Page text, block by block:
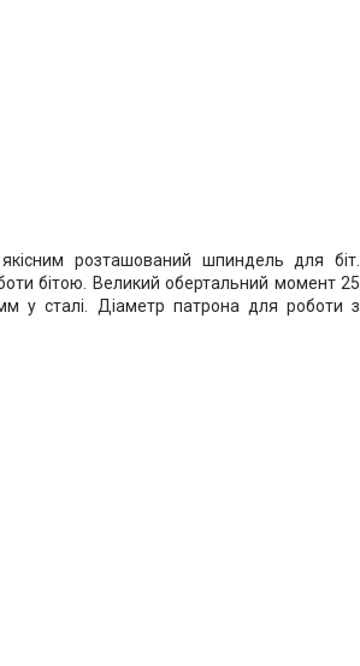
розташований шпиндель для біт.
бітою. Великий обертальний момент 25
у сталі. Діаметр патрона для роботи з